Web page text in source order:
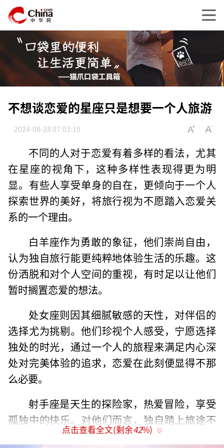
不想谈恋爱的星座只是想要一个人旅游
2024-08-28 07:03:19
不同的人对于恋爱有着多样的看法，尤其
在星座的视角下，这种多样性表现得更为明
显。有些人享受单身的自在，更倾向于一个人
探索世界的美好，将旅行视为不愿踏入恋爱关
系的一个理由。
白羊座作为勇敢的象征，他们崇尚自由，
认为独自旅行能更纯粹地体验生活的乐趣。这
份洒脱和对个人空间的重视，有时足以让他们
暂时搁置恋爱的想法。
处女座则因其细腻敏感的天性，对伴侣的
选择尤为挑剔。他们珍视个人感受，宁愿选择
独处的时光，通过一个人的旅程来满足内心深
处对完美体验的追求，恋爱在此刻便显得不那
么必要。
射手座是天生的探险家，热爱冒险，享受
孤独中的快乐。对他们而言，独自踏上旅途不
仅是一种放松方式，更是自我成长的过程，恋
点击查看全文(剩余42%)